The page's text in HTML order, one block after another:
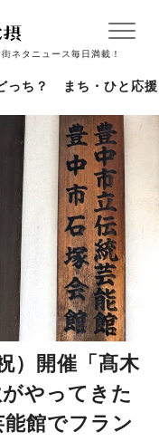
ネタニュース毎日満載！
っち？ まち・ひと応援
）開催「髙木
やってきた
館でフラン